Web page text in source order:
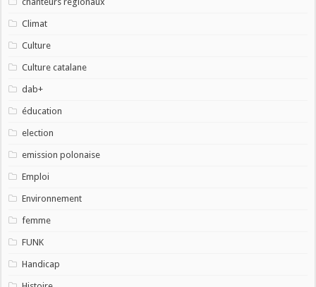
Climat
Culture
Culture catalane
dab+
éducation
election
emission polonaise
Emploi
Environnement
femme
FUNK
Handicap